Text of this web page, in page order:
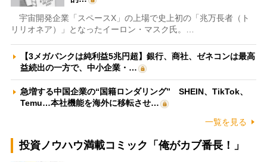
宇宙開発企業「スペースX」の上場で史上初の「兆万長者（ト
リリオネア）」となったイーロン・マスク氏。…
【3メガバンクは純利益5兆円超】銀行、商社、ゼネコンは最高
益続出の一方で、中小企業・…
急増する中国企業の“国籍ロンダリング” SHEIN、TikTok、
Temu…本社機能を海外に移転させ…
一覧を見る
投資ノウハウ満載コミック「俺がカブ番長！」